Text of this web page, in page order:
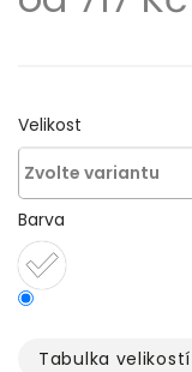
Velikost
Barva
Tabulka velikostí­